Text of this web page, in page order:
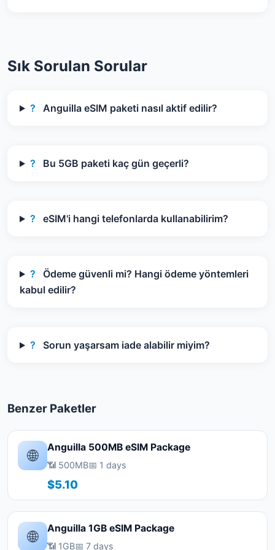
Sık Sorulan Sorular
? Anguilla eSIM paketi nasıl aktif edilir?
? Bu 5GB paketi kaç gün geçerli?
? eSIM'i hangi telefonlarda kullanabilirim?
?
Ödeme güvenli mi? Hangi ödeme yöntemleri
kabul edilir?
? Sorun yaşarsam iade alabilir miyim?
Benzer Paketler
🌐 Anguilla 500MB eSIM Package
📶 500MB📅 1 days
$5.10
🌐 Anguilla 1GB eSIM Package
📶 1GB📅 7 days